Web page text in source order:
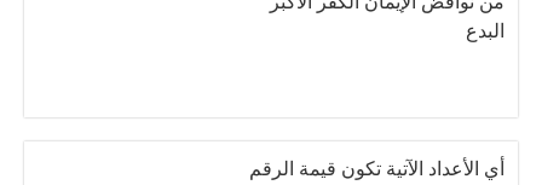
البدع
أي الأعداد الآتية تكون قيمة الرقم